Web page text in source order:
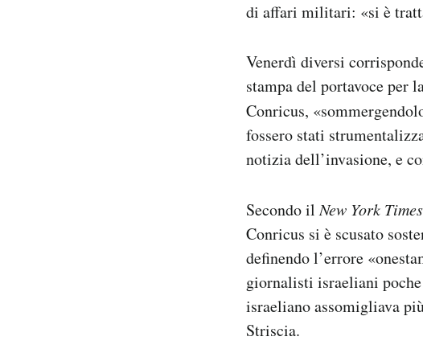
di affari militari: «si è
Venerdì diversi
stampa del portavoce per
Conricus,
fossero stati
notizia dell’invasione, e
Secondo ilNew York Times
Conricus si è scusato
definendo l’errore
giornalisti israeliani
israeliano assomigliava
Striscia.